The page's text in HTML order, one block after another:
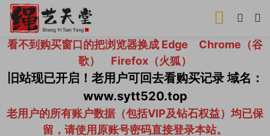
看不到购买窗口的把浏览器换成 Edge Chrome（谷
歌） Firefox（火狐）
旧站现已开启！老用户可回去看购买记录 域名：
www.sytt520.top
老用户的所有账户数据（包括VIP及钻石权益）均已保
留，请使用原账号密码直接登录本站。